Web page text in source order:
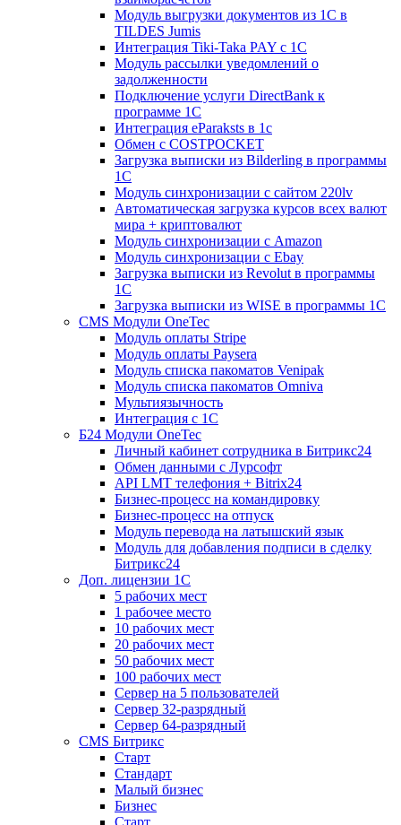
Модуль выгрузки документов из 1С в
TILDES Jumis
Интеграция Tiki-Taka PAY с 1С
Модуль рассылки уведомлений о
задолженности
Подключение услуги DirectBank к
программе 1С
Интеграция eParaksts в 1с
Обмен с COSTPOCKET
Загрузка выписки из Bilderling в программы
1C
Модуль синхронизации с сайтом 220lv
Автоматическая загрузка курсов всех валют
мира + криптовалют
Модуль синхронизации с Amazon
Модуль синхронизации с Ebay
Загрузка выписки из Revolut в программы
1C
Загрузка выписки из WISE в программы 1C
CMS Модули OneTec
Модуль оплаты Stripe
Модуль оплаты Paysera
Модуль списка пакоматов Venipak
Модуль списка пакоматов Omniva
Мультиязычность
Интеграция с 1С
Б24 Модули OneTec
Личный кабинет сотрудника в Битрикс24
Обмен данными с Лурсофт
API LMT телефония + Bitrix24
Бизнес-процесс на командировку
Бизнес-процесс на отпуск
Модуль перевода на латышский язык
Модуль для добавления подписи в сделку
Битрикс24
Доп. лицензии 1С
5 рабочих мест
1 рабочее место
10 рабочих мест
20 рабочих мест
50 рабочих мест
100 рабочих мест
Сервер на 5 пользователей
Сервер 32-разрядный
Сервер 64-разрядный
CMS Битрикс
Старт
Стандарт
Малый бизнес
Бизнес
Старт